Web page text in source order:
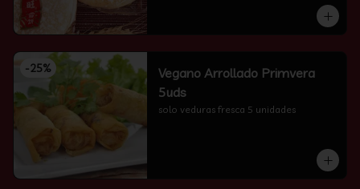
-25%
Vegano Arrollado Primvera
5uds
solo veduras fresca 5 unidades